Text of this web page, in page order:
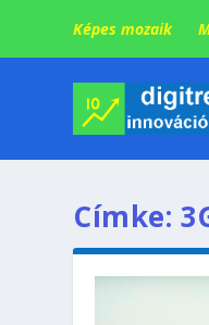
Képes mozaik
Címke: